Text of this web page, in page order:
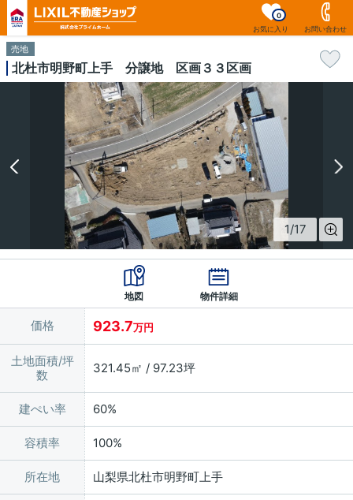
お気に入り
0
お問い合わせ
売地
北杜市明野町上手 分譲地 区画３３区画
1/17
地図 物件詳細
価格 923.7万円
土地面積/坪
数
321.45㎡ / 97.23坪
建ぺい率 60%
容積率 100%
所在地 山梨県北杜市明野町上手